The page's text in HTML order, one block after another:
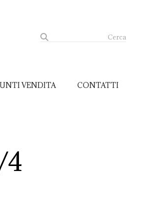
Cerca
VENDITA CONTATTI
4